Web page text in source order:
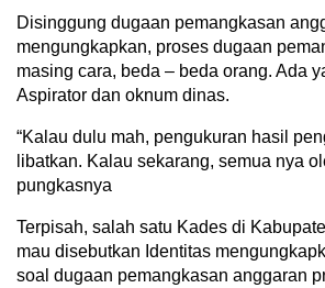
Disinggung dugaan pemangkasan
mengungkapkan, proses dugaan
masing cara, beda – beda orang. Ada
Aspirator dan oknum dinas.
“Kalau dulu mah, pengukuran hasil
libatkan. Kalau sekarang, semua nya
pungkasnya
Terpisah, salah satu Kades di
mau disebutkan Identitas
soal dugaan pemangkasan anggaran